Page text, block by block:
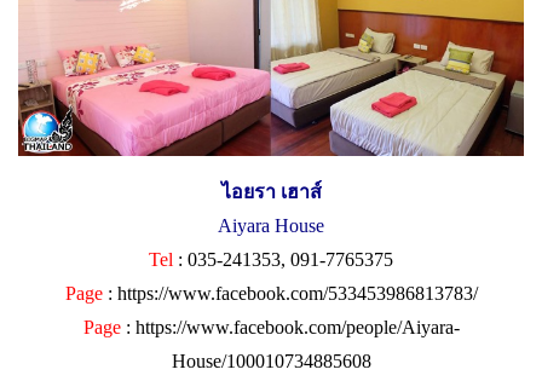
ไอยรา เฮาส์
Aiyara House
Tel : 035-241353, 091-7765375
Page: https://www.facebook.com/533453986813783/
Page: https://www.facebook.com/people/Aiyara-
House/100010734885608